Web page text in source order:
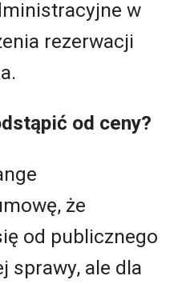
w
rezerwacji
od ceny?
że
od publicznego
sprawy, ale dla